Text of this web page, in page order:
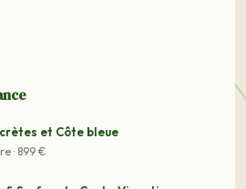
et Côte bleue
· 899 €